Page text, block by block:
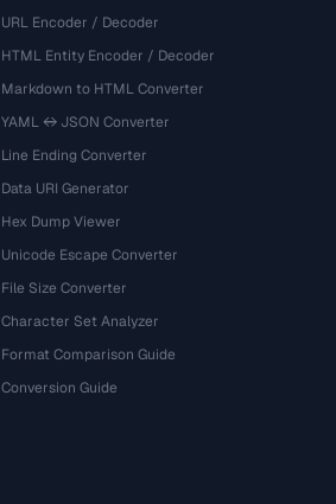
URL Encoder / Decoder
HTML Entity Encoder / Decoder
Markdown to HTML Converter
YAML ↔ JSON Converter
Line Ending Converter
Data URI Generator
Hex Dump Viewer
Unicode Escape Converter
File Size Converter
Character Set Analyzer
Format Comparison Guide
Conversion Guide